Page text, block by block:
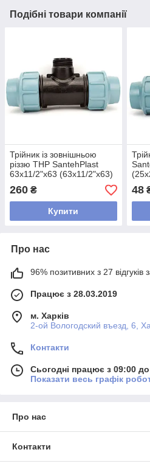
Подібні товари компанії
Трійник із зовнішньою
різзю ТНР SantehPlast
63х11/2"х63 (63х11/2"х63)
260 ₴
Купити
48
Про нас
96% позитивних з 27 відгуків
Працює з 28.03.2019
м. Харків
2-ой Вологодский въезд, 6,
Контакти
Сьогодні працює з 09:00
Показати весь графік
Про нас
Контакти